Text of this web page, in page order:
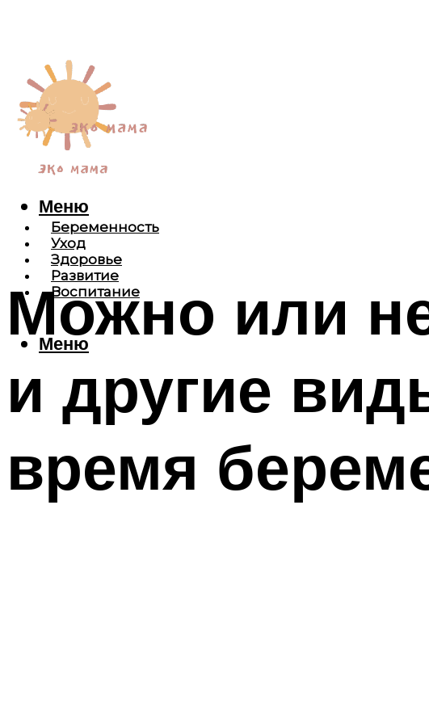
Беременность
Уход
Здоровье
Развитие
Воспитание
Меню
Меню
Можно или
и другие
время